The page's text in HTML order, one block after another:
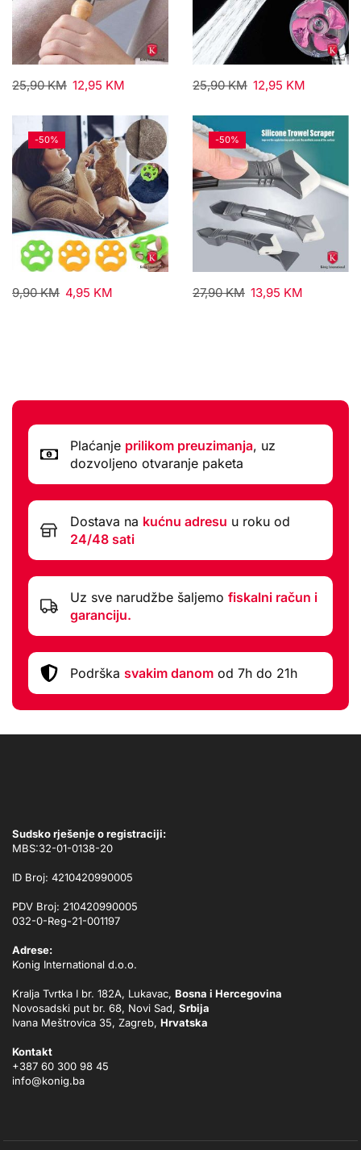
25,90KM 12,95 KM 25,90KM 12,95 KM
-50%
9,90KM 4,95 KM
-50%
27,90KM 13,95 KM
Plaćanje prilikom preuzimanja, uz
dozvoljeno otvaranje paketa
Dostava na kućnu adresu u roku od
24/48 sati
Uz sve narudžbe šaljemo fiskalni račun i
garanciju.
Podrška svakim danom od 7h do 21h
Sudsko rješenje o registraciji:
MBS:32-01-0138-20
ID Broj: 4210420990005
PDV Broj: 210420990005
032-0-Reg-21-001197
Adrese:
Konig International d.o.o.
Kralja Tvrtka I br. 182A, Lukavac, Bosna i Hercegovina
Novosadski put br. 68, Novi Sad, Srbija
Ivana Meštrovica 35, Zagreb, Hrvatska
Kontakt
+387 60 300 98 45
info@konig.ba